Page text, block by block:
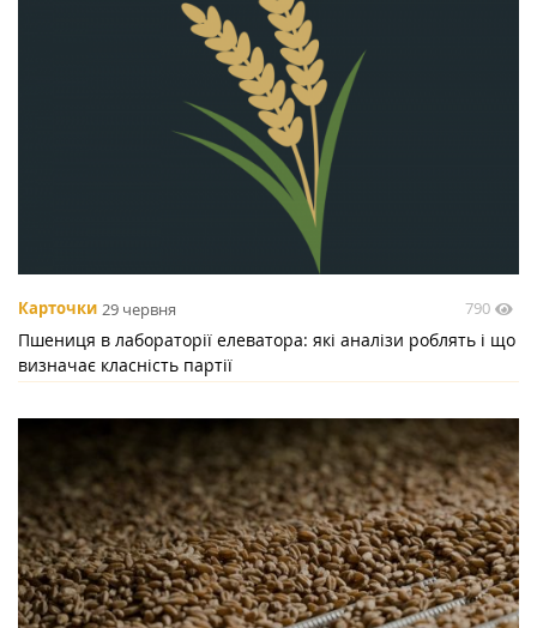
Карточки 29 червня 790
Пшениця в лабораторії елеватора: які аналізи роблять і що
визначає класність партії